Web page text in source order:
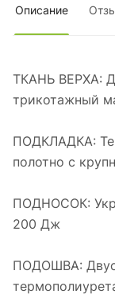
Описание
ТКАНЬ ВЕРХА:
трикотажный
ПОДКЛАДКА:
полотно с
ПОДНОСОК:
200 Дж
ПОДОШВА: